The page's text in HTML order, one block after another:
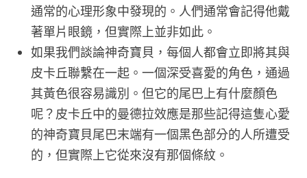
通常的心理形象中發現的。人們通常會記得他戴
著單片眼鏡，但實際上並非如此。
如果我們談論神奇寶貝，每個人都會立即將其與
皮卡丘聯繫在一起。一個深受喜愛的角色，通過
其黃色很容易識別。但它的尾巴上有什麼顏色
呢？皮卡丘中的曼德拉效應是那些記得這隻心愛
的神奇寶貝尾巴末端有一個黑色部分的人所遭受
的，但實際上它從來沒有那個條紋。